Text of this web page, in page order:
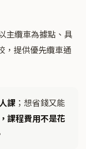
主纜車為據點、具
，提供優先纜車通
課 ；想省錢又能
課程費用不是花